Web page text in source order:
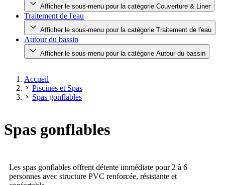
Afficher le sous-menu pour la catégorie Couverture & Liner
Traitement de l'eau
Afficher le sous-menu pour la catégorie Traitement de l'eau
Autour du bassin
Afficher le sous-menu pour la catégorie Autour du bassin
Accueil
Piscines et Spas
Spas gonflables
Spas gonflables
Les spas gonflables offrent détente immédiate pour 2 à 6
personnes avec structure PVC renforcée, résistante et